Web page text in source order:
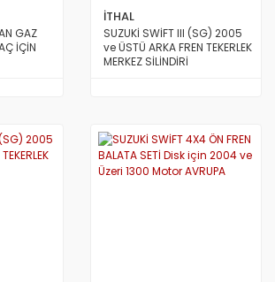
GAZ
İÇİN
İTHAL
SUZUKİ SWİFT III (SG) 2005
ve ÜSTÜ ARKA FREN TEKERLEK
MERKEZ SİLİNDİRİ